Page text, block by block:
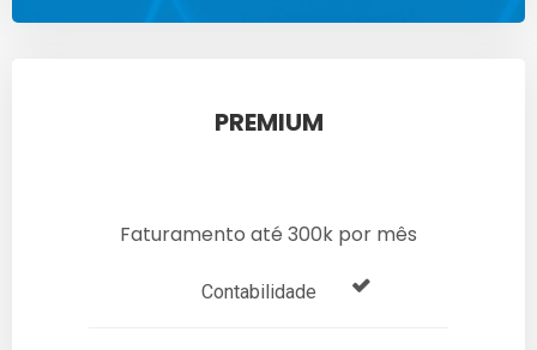
PREMIUM
Faturamento até 300k por mês
Contabilidade